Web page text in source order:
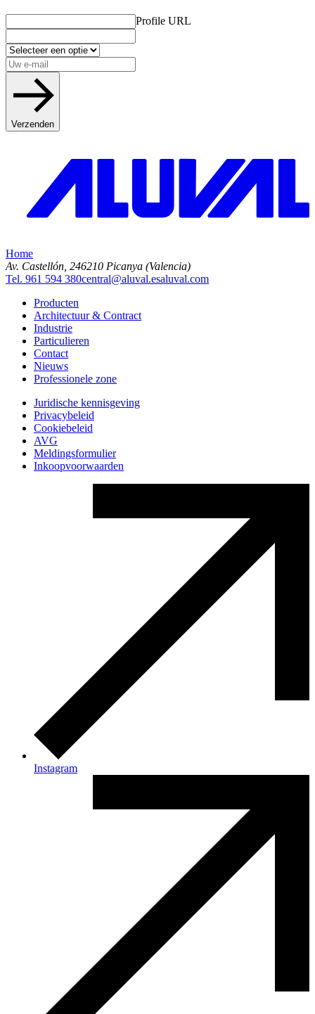
Profile URL
Verzenden
Home
Av. Castellón, 246210 Picanya (Valencia)
Tel. 961 594 380central@aluval.esaluval.com
Producten
Architectuur & Contract
Industrie
Particulieren
Contact
Nieuws
Professionele zone
Juridische kennisgeving
Privacybeleid
Cookiebeleid
AVG
Meldingsformulier
Inkoopvoorwaarden
Instagram